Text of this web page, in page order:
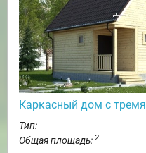
Каркасный дом с
Тип:
Общая площадь: 2